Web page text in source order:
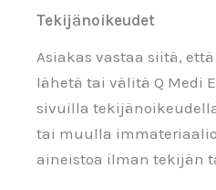
Tekijänoikeudet
Asiakas vastaa siitä,
lähetä tai välitä Q Medi
sivuilla
tai muulla
aineistoa ilman tekijän